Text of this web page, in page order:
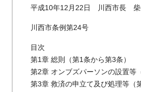
平成10年12月22日 川西市長 柴
川西市条例第24号
目次
第1章 総則（第1条から第3条）
第2章 オンブズパーソンの設置等
第3章 救済の申立て及び処理等（